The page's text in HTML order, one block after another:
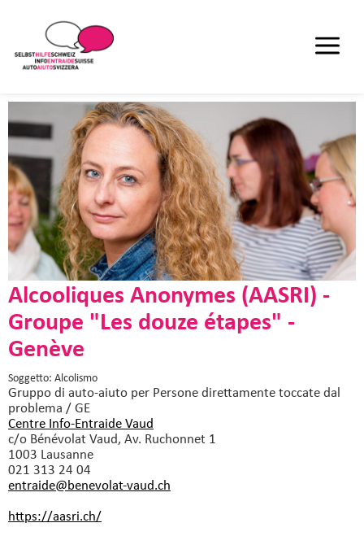
Alcooliques Anonymes (AASRI) -
Groupe "Les douze étapes" -
Genève
Soggetto: Alcolismo
Gruppo di auto-aiuto per Persone direttamente toccate dal
problema / GE
Centre Info-Entraide Vaud
c/o Bénévolat Vaud, Av. Ruchonnet 1
1003 Lausanne
021 313 24 04
entraide@benevolat-vaud.ch
https://aasri.ch/